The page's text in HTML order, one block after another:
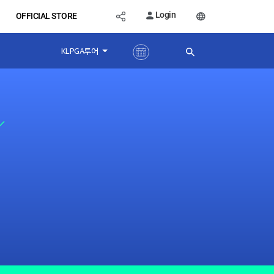
OFFICIAL STORE Login
KLPGA투어